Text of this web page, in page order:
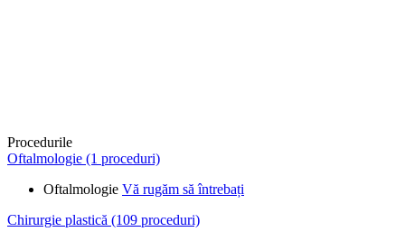
Procedurile
Oftalmologie (1 proceduri)
Oftalmologie Vă rugăm să întrebați
Chirurgie plastică (109 proceduri)